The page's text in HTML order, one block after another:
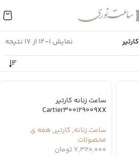
کارتیر
نمایش 1–12 از 17 نتیجه
ساعت زنانه کارتیر
Cartier300129009XX
ساعت زنانه, کارتیر, همه ی
محصولات
7,320,000تومان